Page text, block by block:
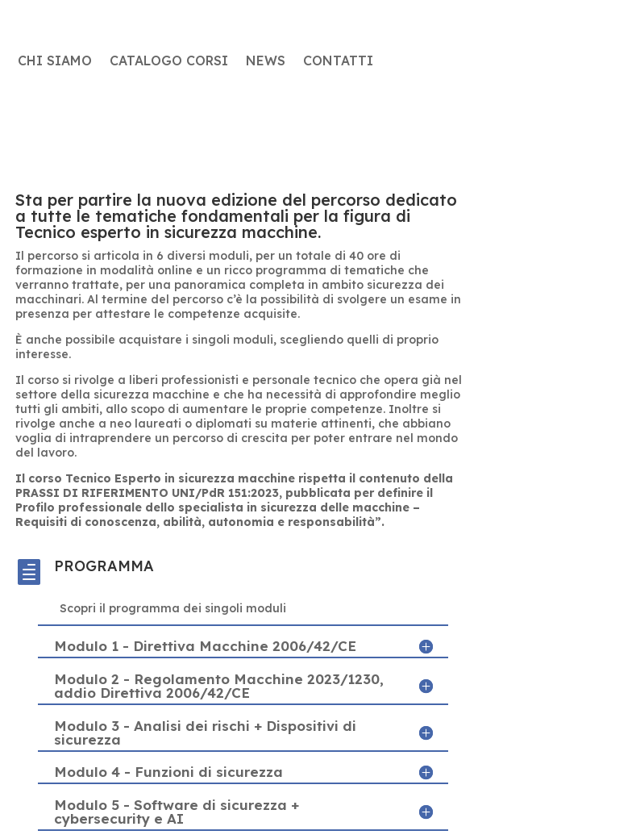
CHI SIAMO CATALOGO CORSI NEWS CONTATTI
Sta per partire la nuova edizione del percorso dedicato
a tutte le tematiche fondamentali per la figura di
Tecnico esperto in sicurezza macchine.
Il percorso si articola in 6 diversi moduli, per un totale di 40 ore di
formazione in modalità online e un ricco programma di tematiche che
verranno trattate, per una panoramica completa in ambito sicurezza dei
macchinari. Al termine del percorso c’è la possibilità di svolgere un esame in
presenza per attestare le competenze acquisite.
È anche possibile acquistare i singoli moduli, scegliendo quelli di proprio
interesse.
Il corso si rivolge a liberi professionisti e personale tecnico che opera già nel
settore della sicurezza macchine e che ha necessità di approfondire meglio
tutti gli ambiti, allo scopo di aumentare le proprie competenze. Inoltre si
rivolge anche a neo laureati o diplomati su materie attinenti, che abbiano
voglia di intraprendere un percorso di crescita per poter entrare nel mondo
del lavoro.
Il corso Tecnico Esperto in sicurezza macchine rispetta il contenuto della
PRASSI DI RIFERIMENTO UNI/PdR 151:2023, pubblicata per definire il
Profilo professionale dello specialista in sicurezza delle macchine –
Requisiti di conoscenza, abilità, autonomia e responsabilità”.
 PROGRAMMA
Scopri il programma dei singoli moduli
Modulo 1 - Direttiva Macchine 2006/42/CE
Modulo 2 - Regolamento Macchine 2023/1230,
addio Direttiva 2006/42/CE
Modulo 3 - Analisi dei rischi + Dispositivi di
sicurezza
Modulo 4 - Funzioni di sicurezza
Modulo 5 - Software di sicurezza +
cybersecurity e AI